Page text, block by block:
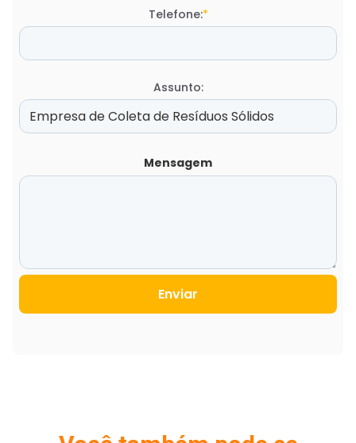
Telefone:*
Assunto:
Mensagem
Enviar